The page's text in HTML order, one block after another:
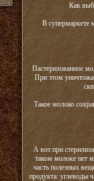
Как
В супермаркете
Пастеризованное
При этом
Такое молоко
А вот при
таком молоке нет
часть полезных
продукта: углеводы